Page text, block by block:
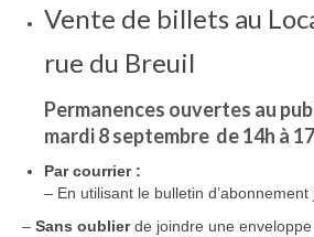
Vente de billets au
rue du Breuil
Permanences ouvertes au
mardi 8 septembre de 14h à
Par courrier :
– En utilisant le bulletin
– Sans oublierde joindre une